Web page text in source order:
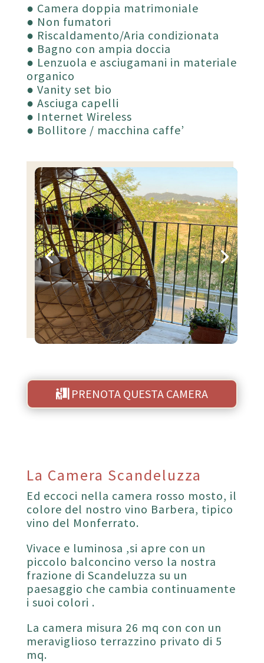
● Camera doppia matrimoniale
● Non fumatori
● Riscaldamento/Aria condizionata
● Bagno con ampia doccia
● Lenzuola e asciugamani in materiale
organico
● Vanity set bio
● Asciuga capelli
● Internet Wireless
● Bollitore / macchina caffe’
PRENOTA QUESTA CAMERA
La Camera Scandeluzza
Ed eccoci nella camera rosso mosto, il
colore del nostro vino Barbera, tipico
vino del Monferrato.
Vivace e luminosa ,si apre con un
piccolo balconcino verso la nostra
frazione di Scandeluzza su un
paesaggio che cambia continuamente
i suoi colori .
La camera misura 26 mq con con un
meraviglioso terrazzino privato di 5
mq.